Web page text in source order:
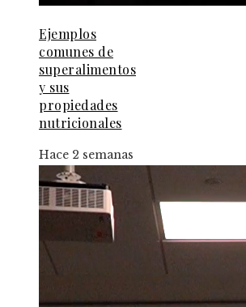
Ejemplos
comunes de
superalimentos
y sus
propiedades
nutricionales
Hace 2 semanas